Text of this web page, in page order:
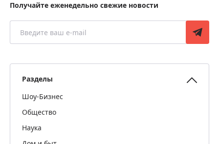
Получайте еженедельно свежие новости
Разделы
Шоу-Бизнес
Общество
Наука